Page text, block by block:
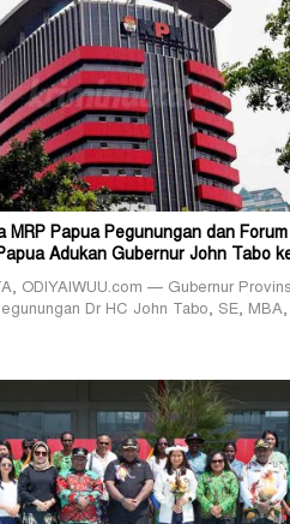
MRP Papua Pegunungan dan Forum
Adukan Gubernur John Tabo
ODIYAIWUU.com — Gubernur
Dr HC John Tabo, SE, MBA,